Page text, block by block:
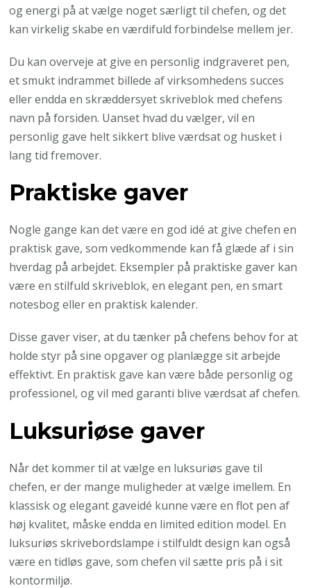
og energi på at vælge noget særligt til chefen, og det
kan virkelig skabe en værdifuld forbindelse mellem jer.
Du kan overveje at give en personlig indgraveret pen,
et smukt indrammet billede af virksomhedens succes
eller endda en skræddersyet skriveblok med chefens
navn på forsiden. Uanset hvad du vælger, vil en
personlig gave helt sikkert blive værdsat og husket i
lang tid fremover.
Praktiske gaver
Nogle gange kan det være en god idé at give chefen en
praktisk gave, som vedkommende kan få glæde af i sin
hverdag på arbejdet. Eksempler på praktiske gaver kan
være en stilfuld skriveblok, en elegant pen, en smart
notesbog eller en praktisk kalender.
Disse gaver viser, at du tænker på chefens behov for at
holde styr på sine opgaver og planlægge sit arbejde
effektivt. En praktisk gave kan være både personlig og
professionel, og vil med garanti blive værdsat af chefen.
Luksuriøse gaver
Når det kommer til at vælge en luksuriøs gave til
chefen, er der mange muligheder at vælge imellem. En
klassisk og elegant gaveidé kunne være en flot pen af
høj kvalitet, måske endda en limited edition model. En
luksuriøs skrivebordslampe i stilfuldt design kan også
være en tidløs gave, som chefen vil sætte pris på i sit
kontormiljø.